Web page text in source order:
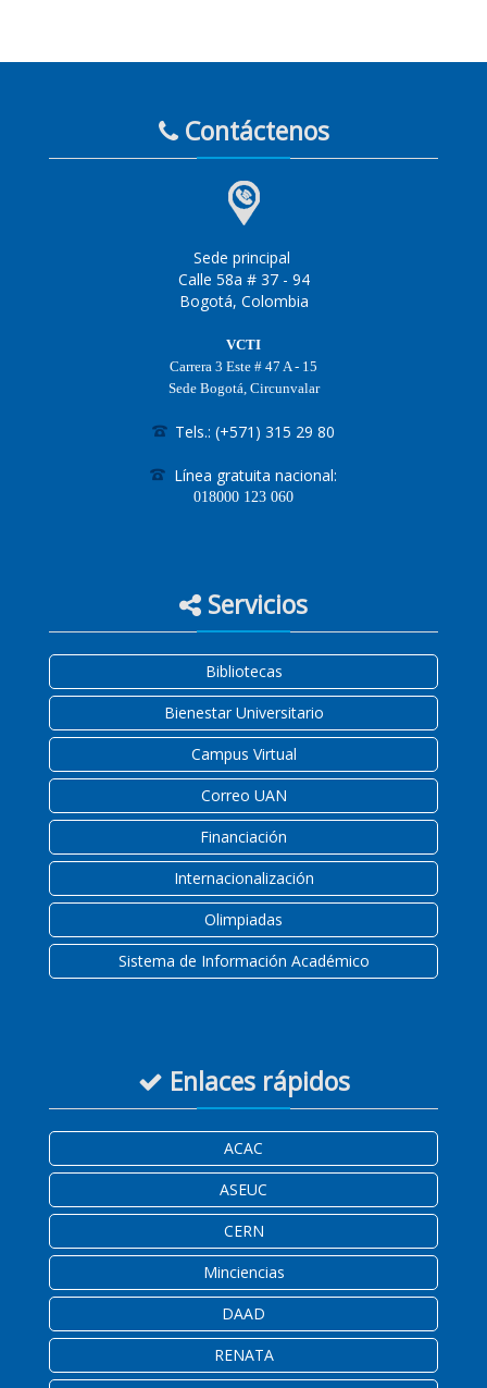
Contáctenos
Sede principal
Calle 58a # 37 - 94
Bogotá, Colombia
VCTI
Carrera 3 Este # 47 A - 15
Sede Bogotá, Circunvalar
Tels.: (+571) 315 29 80
Línea gratuita nacional:
018000 123 060
Servicios
Bibliotecas
Bienestar Universitario
Campus Virtual
Correo UAN
Financiación
Internacionalización
Olimpiadas
Sistema de Información Académico
Enlaces rápidos
ACAC
ASEUC
CERN
Minciencias
DAAD
RENATA